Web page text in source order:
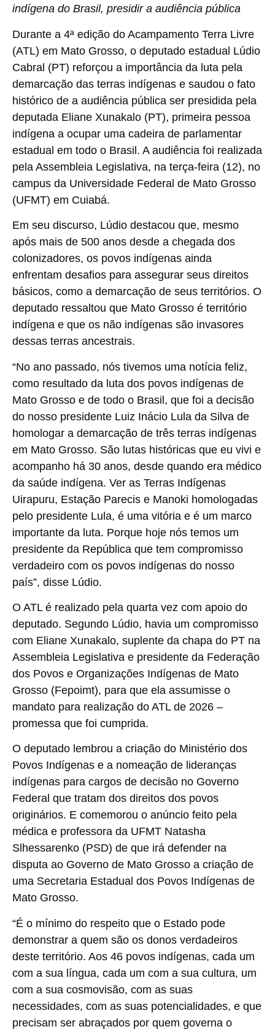
indígena do Brasil, presidir a audiência pública
Durante a 4ª edição do Acampamento Terra Livre
(ATL) em Mato Grosso, o deputado estadual Lúdio
Cabral (PT) reforçou a importância da luta pela
demarcação das terras indígenas e saudou o fato
histórico de a audiência pública ser presidida pela
deputada Eliane Xunakalo (PT), primeira pessoa
indígena a ocupar uma cadeira de parlamentar
estadual em todo o Brasil. A audiência foi realizada
pela Assembleia Legislativa, na terça-feira (12), no
campus da Universidade Federal de Mato Grosso
(UFMT) em Cuiabá.
Em seu discurso, Lúdio destacou que, mesmo
após mais de 500 anos desde a chegada dos
colonizadores, os povos indígenas ainda
enfrentam desafios para assegurar seus direitos
básicos, como a demarcação de seus territórios. O
deputado ressaltou que Mato Grosso é território
indígena e que os não indígenas são invasores
dessas terras ancestrais.
“No ano passado, nós tivemos uma notícia feliz,
como resultado da luta dos povos indígenas de
Mato Grosso e de todo o Brasil, que foi a decisão
do nosso presidente Luiz Inácio Lula da Silva de
homologar a demarcação de três terras indígenas
em Mato Grosso. São lutas históricas que eu vivi e
acompanho há 30 anos, desde quando era médico
da saúde indígena. Ver as Terras Indígenas
Uirapuru, Estação Parecis e Manoki homologadas
pelo presidente Lula, é uma vitória e é um marco
importante da luta. Porque hoje nós temos um
presidente da República que tem compromisso
verdadeiro com os povos indígenas do nosso
país”, disse Lúdio.
O ATL é realizado pela quarta vez com apoio do
deputado. Segundo Lúdio, havia um compromisso
com Eliane Xunakalo, suplente da chapa do PT na
Assembleia Legislativa e presidente da Federação
dos Povos e Organizações Indígenas de Mato
Grosso (Fepoimt), para que ela assumisse o
mandato para realização do ATL de 2026 –
promessa que foi cumprida.
O deputado lembrou a criação do Ministério dos
Povos Indígenas e a nomeação de lideranças
indígenas para cargos de decisão no Governo
Federal que tratam dos direitos dos povos
originários. E comemorou o anúncio feito pela
médica e professora da UFMT Natasha
Slhessarenko (PSD) de que irá defender na
disputa ao Governo de Mato Grosso a criação de
uma Secretaria Estadual dos Povos Indígenas de
Mato Grosso.
“É o mínimo do respeito que o Estado pode
demonstrar a quem são os donos verdadeiros
deste território. Aos 46 povos indígenas, cada um
com a sua língua, cada um com a sua cultura, um
com a sua cosmovisão, com as suas
necessidades, com as suas potencialidades, e que
precisam ser abraçados por quem governa o